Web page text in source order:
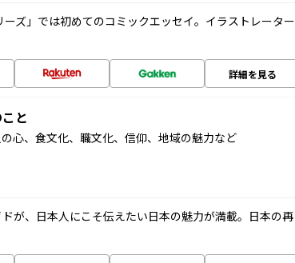
ズ」では初めてのコミックエッセイ。イラストレーター
詳細を見る
と
心、食文化、職文化、信仰、地域の魅力など
が、日本人にこそ伝えたい日本の魅力が満載。日本の再